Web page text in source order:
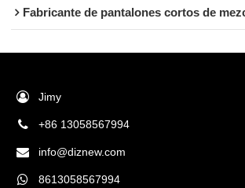
Fabricante de pantalones cortos de
Jimy
+86 13058567994
info@diznew.com
8613058567994